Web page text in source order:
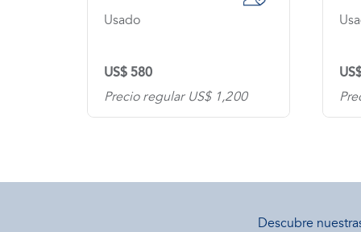
Usado
US$ 580
Precio regular US$ 1,200
Descubre